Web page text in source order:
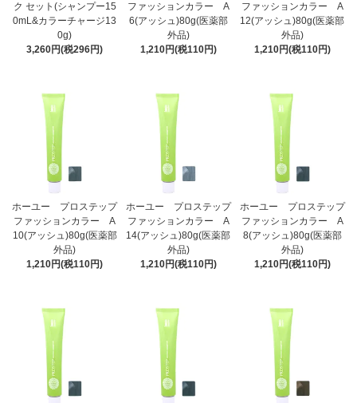
ク セット(シャンプー15
0mL&カラーチャージ13
0g)
3,260円(税296円)
ファッションカラー A
6(アッシュ)80g(医薬部
外品)
1,210円(税110円)
ファッションカラー A
12(アッシュ)80g(医薬部
外品)
1,210円(税110円)
ホーユー プロステップ
ファッションカラー A
10(アッシュ)80g(医薬部
外品)
1,210円(税110円)
ホーユー プロステップ
ファッションカラー A
14(アッシュ)80g(医薬部
外品)
1,210円(税110円)
ホーユー プロステップ
ファッションカラー A
8(アッシュ)80g(医薬部
外品)
1,210円(税110円)